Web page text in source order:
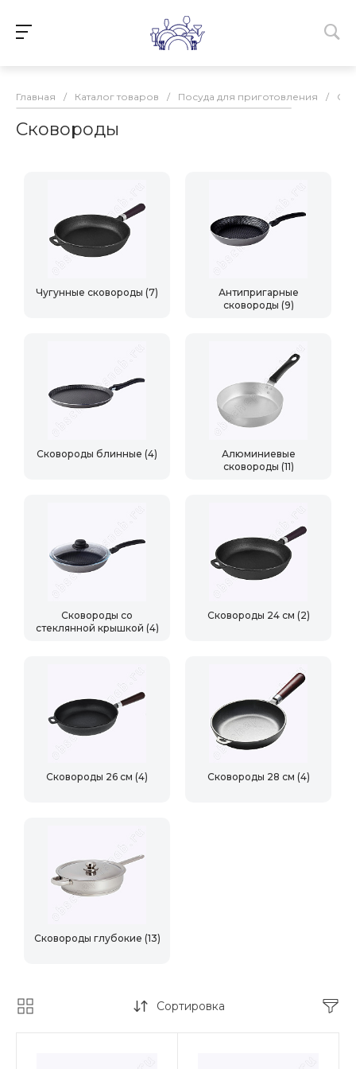
Главная / Каталог товаров / Посуда для приготовления /
Сковороды
Чугунные сковороды (7)
Антипригарные
сковороды (9)
Сковороды блинные (4)
Алюминиевые
сковороды (11)
Сковороды со
стеклянной крышкой (4)
Сковороды 24 см (2)
Сковороды 26 см (4) Сковороды 28 см (4)
Сковороды глубокие (13)
Сортировка